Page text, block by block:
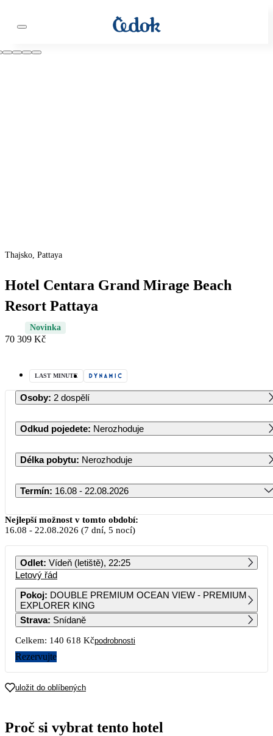
Thajsko, Pattaya
Hotel Centara Grand Mirage Beach
Resort Pattaya
Novinka
70 309 Kč
LAST MINUTE
Osoby: 2 dospělí
Odkud pojedete: Nerozhoduje
Délka pobytu: Nerozhoduje
Termín: 16.08 - 22.08.2026
Srpen 2026
PO ÚT ST ČT PÁ SO NE
3 4 5 6 7 8 9
10 11 12
17
51 819
18
71 679
19 20 21 22 23
Nejlepší možnost v tomto období:
16.08 - 22.08.2026 (7 dní, 5 nocí)
Odlet: Vídeň (letiště), 22:25
Letový řád
Pokoj: DOUBLE PREMIUM OCEAN VIEW - PREMIUM
EXPLORER KING
Strava: Snídaně
Celkem: 140 618 Kčpodrobnosti
Rezervujte
uložit do oblíbených
Proč si vybrat tento hotel